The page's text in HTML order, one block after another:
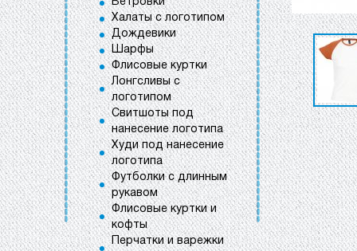
Халаты с логотипом
Дождевики
Шарфы
Флисовые куртки
Лонгсливы с
логотипом
Свитшоты под
нанесение логотипа
Худи под нанесение
логотипа
Футболки с длинным
рукавом
Флисовые куртки и
кофты
Перчатки и варежки